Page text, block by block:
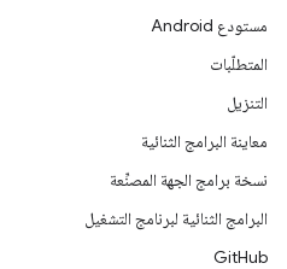
مستودع Android
المتطلّبات
التنزيل
معاينة البرامج الثنائية
نسخة برامج الجهة المصنِّعة
البرامج الثنائية لبرنامج التشغيل
GitHub